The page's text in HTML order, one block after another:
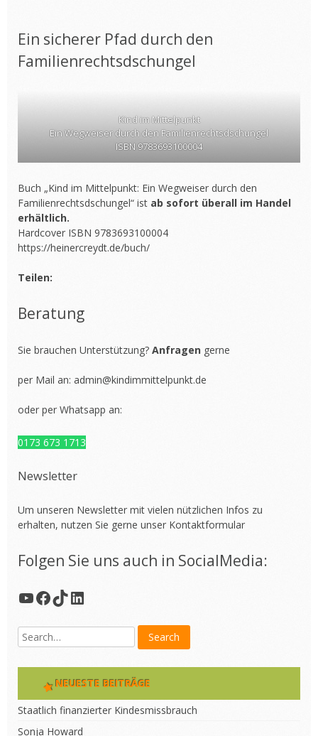
Ein sicherer Pfad durch den
Familienrechtsdschungel
Kind im Mittelpunkt
Ein Wegweiser durch den Familienrechtsdschungel
ISBN 9783693100004
Buch „Kind im Mittelpunkt: Ein Wegweiser durch den
Familienrechtsdschungel“ ist ab sofort überall im Handel
erhältlich.
Hardcover ISBN 9783693100004
https://heinercreydt.de/buch/
Teilen:
Beratung
Sie brauchen Unterstützung? Anfragen gerne
per Mail an: admin@kindimmittelpunkt.de
oder per Whatsapp an:
0173 673 1713
Newsletter
Um unseren Newsletter mit vielen nützlichen Infos zu
erhalten, nutzen Sie gerne unser Kontaktformular
Folgen Sie uns auch in SocialMedia:
YouTube
Facebook
TikTok
LinkedIn
NEUESTE BEITRÄGE
Staatlich finanzierter Kindesmissbrauch
Sonja Howard